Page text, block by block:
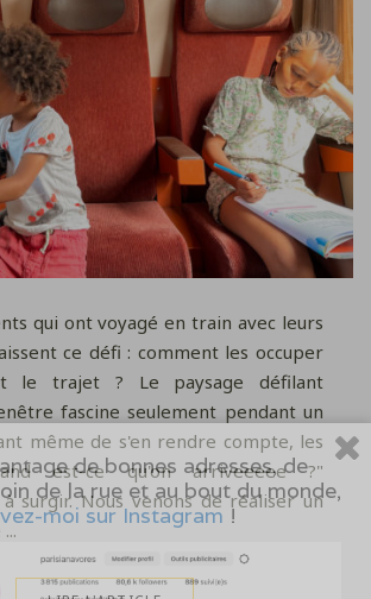
qui ont voyagé en train avec leurs
ce défi : comment les occuper
le trajet ? Le paysage défilant
fascine seulement pendant un
même de s'en rendre compte, les
est-ce qu'on arriveeeee ?"
surgir. Nous venons de réaliser un
de bonnes adresses, de
de la rue et au bout du monde,
moi sur Instagram !